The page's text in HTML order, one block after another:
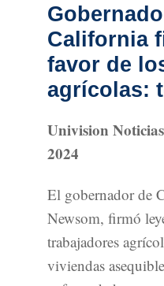
California
favor de
agrícolas:
Univision
2024
El gobernador de
Newsom, firmó
trabajadores
viviendas